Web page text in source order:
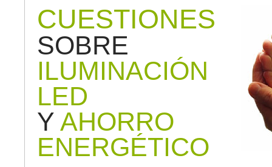
CUESTIONES
SOBRE
ILUMINACIÓN
LED
Y AHORRO
ENERGÉTICO